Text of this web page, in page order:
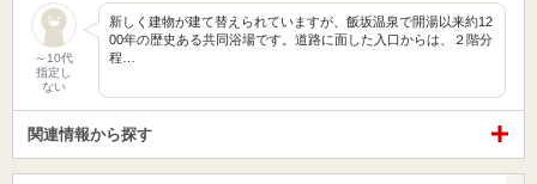
～10代
指定し
ない
新しく建物が建て替えられていますが、飯坂温泉で開湯以来約12
00年の歴史ある共同浴場です。道路に面した入口からは、２階分
程…
関連情報から探す